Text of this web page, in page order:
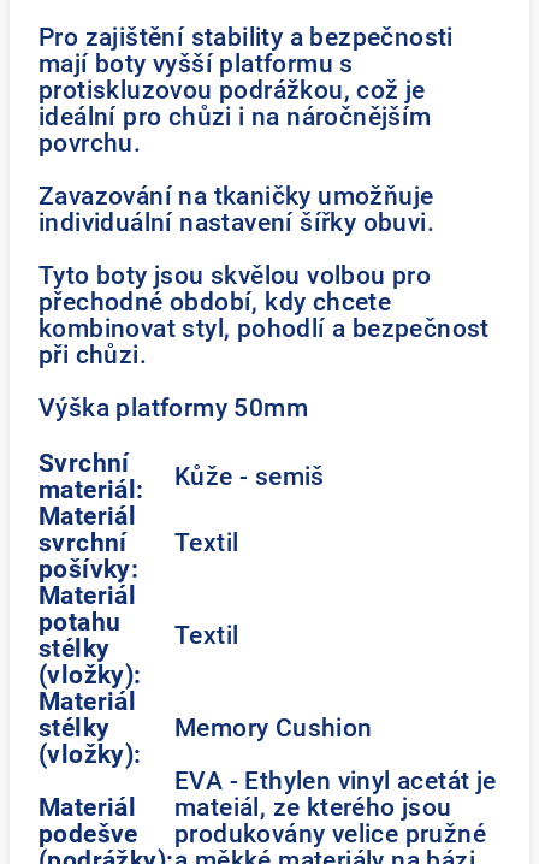
Pro zajištění stability a bezpečnosti
mají boty vyšší platformu s
protiskluzovou podrážkou, což je
ideální pro chůzi i na náročnějším
povrchu.
Zavazování na tkaničky umožňuje
individuální nastavení šířky obuvi.
Tyto boty jsou skvělou volbou pro
přechodné období, kdy chcete
kombinovat styl, pohodlí a bezpečnost
při chůzi.
Výška platformy 50mm
Svrchní
materiál:
Kůže - semiš
Materiál
svrchní
pošívky:
Textil
Materiál
potahu
stélky
(vložky):
Textil
Materiál
stélky
(vložky):
Memory Cushion
Materiál
podešve
EVA - Ethylen vinyl acetát je
mateiál, ze kterého jsou
produkovány velice pružné